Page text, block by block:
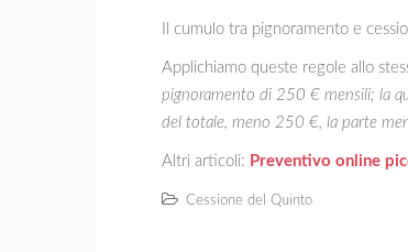
Il cumulo tra pignoramento e
Applichiamo queste regole allo
pignoramento di 250 € mensili; la
del totale, meno 250 €, la parte
Altri articoli: Preventivo online
Cessione del Quinto